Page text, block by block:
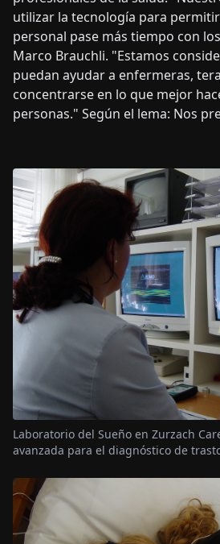
utilizar la tecnología para
personal pase más tiempo con
Marco Brauchli. "Estamos
puedan ayudar a enfermeras,
concentrarse en lo que mejor
personas." Según el lema: Nos
Laboratorio del Sueño en Zurzach
avanzada para el diagnóstico de